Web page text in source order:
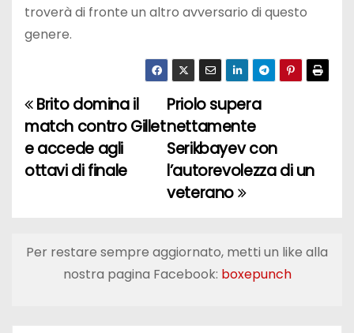
troverà di fronte un altro avversario di questo
genere.
N
a
v
g
Priolo supera
nettamente
Serikbayev con
l’autorevolezza di un
veterano
Brito domina il
match contro Gillet
e accede agli
ottavi di finale
Per restare sempre aggiornato, metti un like alla
nostra pagina Facebook: boxepunch